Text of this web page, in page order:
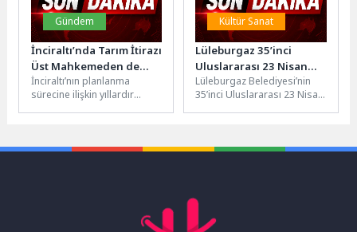
Gündem
İnciraltı’nda Tarım İtirazı
Üst Mahkemeden de
Reddedildi, Planlama
Süreci Güçlenerek
İlerliyor
İnciraltı’nın planlanma
sürecine ilişkin yıllardır
bir kez...
Kültür Sanat
Lüleburgaz 35’inci
Uluslararası 23 Nisan
Çocuk Şenliği başladı
Lüleburgaz Belediyesi’nin
35’inci Uluslararası 23 Nisan